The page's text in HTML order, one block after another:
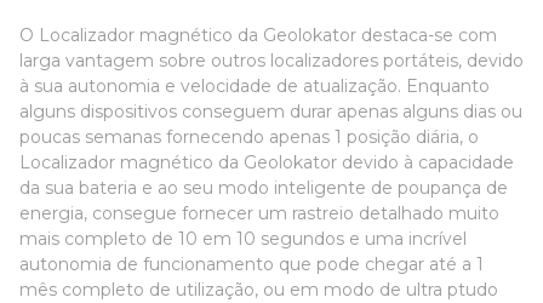
O Localizador magnético da Geolokator destaca-se com
larga vantagem sobre outros localizadores portáteis, devido
à sua autonomia e velocidade de atualização. Enquanto
alguns dispositivos conseguem durar apenas alguns dias ou
poucas semanas fornecendo apenas 1 posição diária, o
Localizador magnético da Geolokator devido à capacidade
da sua bateria e ao seu modo inteligente de poupança de
energia, consegue fornecer um rastreio detalhado muito
mais completo de 10 em 10 segundos e uma incrível
autonomia de funcionamento que pode chegar até a 1
mês completo de utilização, ou em modo de ultra ptudo